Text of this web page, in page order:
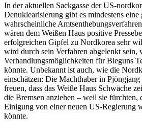
In der aktuellen Sackgasse der US-
Denuklearisierung gibt es mindestens
wahrscheinliche
wären dem Weißen Haus positive
erfolgreichen Gipfel zu Nordkorea sehr
wird durch sein Verfahren abgelenkt sein,
Verhandlungsmöglichkeiten für Bieguns
könnte. Unbekannt ist auch, wie die
einschätzen: Die Machthaber in
freuen, dass das Weiße Haus Schwäche
die Bremsen anziehen – weil sie fürchten,
Einigung von einer neuen US-Regierung
könnte.